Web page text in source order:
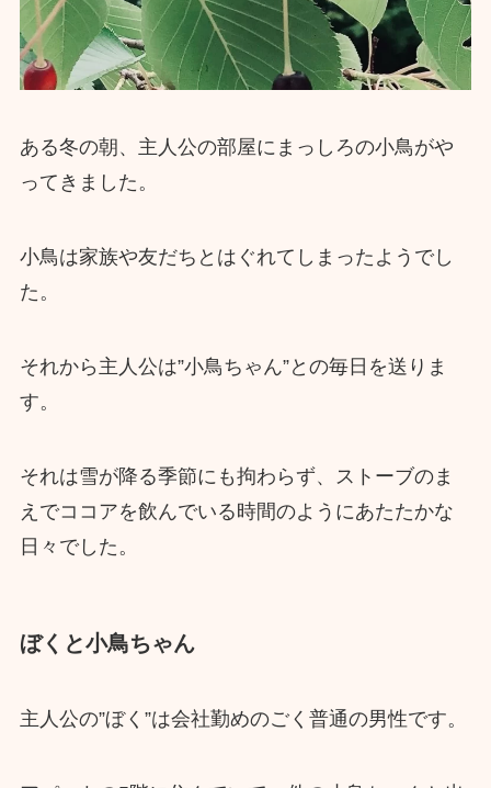
ある冬の朝、主人公の部屋にまっしろの小鳥がや
ってきました。
小鳥は家族や友だちとはぐれてしまったようでし
た。
それから主人公は”小鳥ちゃん”との毎日を送りま
す。
それは雪が降る季節にも拘わらず、ストーブのま
えでココアを飲んでいる時間のようにあたたかな
日々でした。
ぼくと小鳥ちゃん
主人公の”ぼく”は会社勤めのごく普通の男性です。